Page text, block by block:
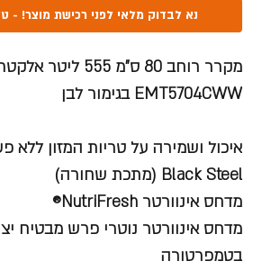
נא לבדוק מלאי לפני רכישת מוצר! - טל: 072-250-
מקרר רוחב 80 ס"מ 555
EMT5704CWW בגימור לבן
איכול ושמירה על טריות המזון ללא
Black Steel (מתכת שחורה)
מדחס אינוורטר NutriFresh®
מדחס אינוורטר נוטרי פרש מבטיח
בטמפרטורה